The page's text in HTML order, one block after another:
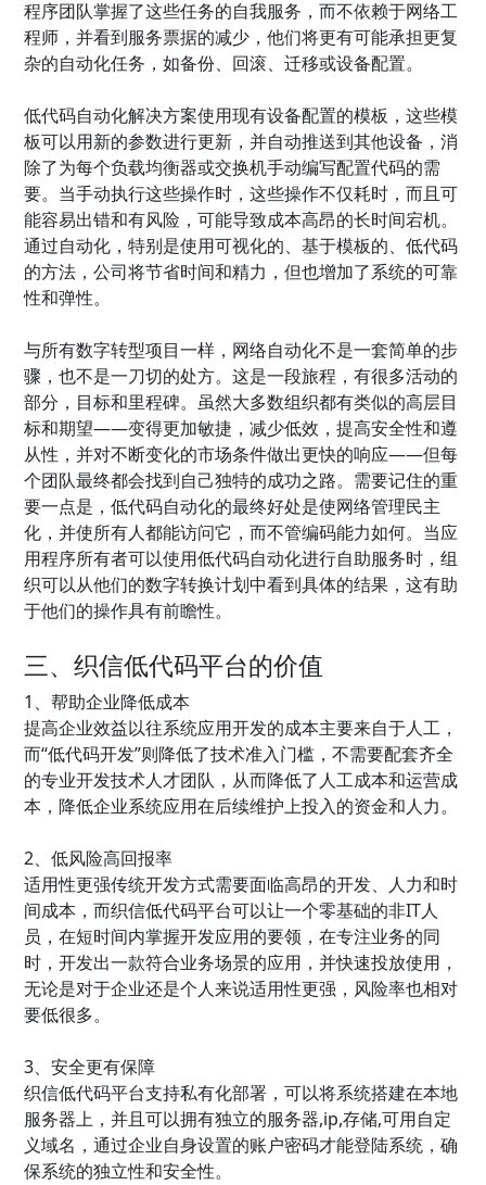
程序团队掌握了这些任务的自我服务，而不依赖于网络工
程师，并看到服务票据的减少，他们将更有可能承担更复
杂的自动化任务，如备份、回滚、迁移或设备配置。
低代码自动化解决方案使用现有设备配置的模板，这些模
板可以用新的参数进行更新，并自动推送到其他设备，消
除了为每个负载均衡器或交换机手动编写配置代码的需
要。当手动执行这些操作时，这些操作不仅耗时，而且可
能容易出错和有风险，可能导致成本高昂的长时间宕机。
通过自动化，特别是使用可视化的、基于模板的、低代码
的方法，公司将节省时间和精力，但也增加了系统的可靠
性和弹性。
与所有数字转型项目一样，网络自动化不是一套简单的步
骤，也不是一刀切的处方。这是一段旅程，有很多活动的
部分，目标和里程碑。虽然大多数组织都有类似的高层目
标和期望——变得更加敏捷，减少低效，提高安全性和遵
从性，并对不断变化的市场条件做出更快的响应——但每
个团队最终都会找到自己独特的成功之路。需要记住的重
要一点是，低代码自动化的最终好处是使网络管理民主
化，并使所有人都能访问它，而不管编码能力如何。当应
用程序所有者可以使用低代码自动化进行自助服务时，组
织可以从他们的数字转换计划中看到具体的结果，这有助
于他们的操作具有前瞻性。
三、织信低代码平台的价值
1、帮助企业降低成本
提高企业效益以往系统应用开发的成本主要来自于人工，
而“低代码开发”则降低了技术准入门槛，不需要配套齐全
的专业开发技术人才团队，从而降低了人工成本和运营成
本，降低企业系统应用在后续维护上投入的资金和人力。
2、低风险高回报率
适用性更强传统开发方式需要面临高昂的开发、人力和时
间成本，而织信低代码平台可以让一个零基础的非IT人
员，在短时间内掌握开发应用的要领，在专注业务的同
时，开发出一款符合业务场景的应用，并快速投放使用，
无论是对于企业还是个人来说适用性更强，风险率也相对
要低很多。
3、安全更有保障
织信低代码平台支持私有化部署，可以将系统搭建在本地
服务器上，并且可以拥有独立的服务器,ip,存储,可用自定
义域名，通过企业自身设置的账户密码才能登陆系统，确
保系统的独立性和安全性。